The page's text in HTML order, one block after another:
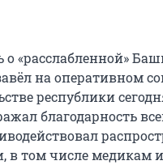
о «расслабленной»
на оперативном
республики
благодарность
в том числе медикам